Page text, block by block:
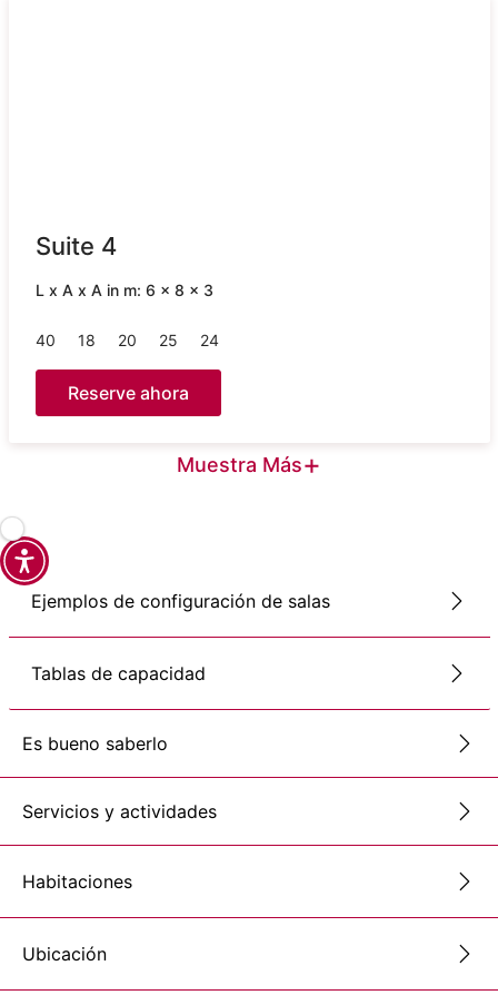
Suite 4
L x A x A in m: 6 x 8 x 3
40 18 20 25 24
Reserve ahora
Muestra Más+
Ejemplos de configuración de salas
Tablas de capacidad
Es bueno saberlo
Servicios y actividades
Habitaciones
Ubicación